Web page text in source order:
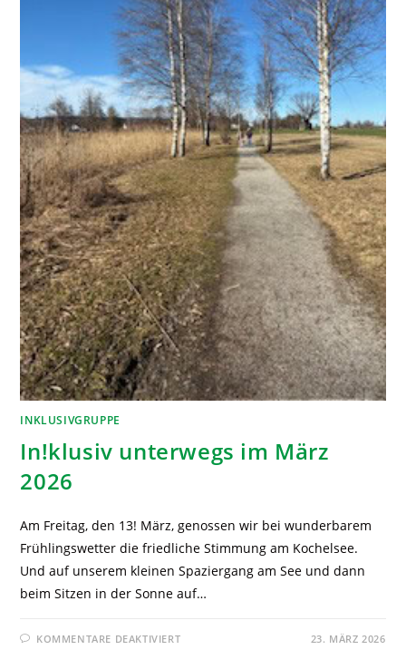
INKLUSIVGRUPPE
In!klusiv unterwegs im März
2026
Am Freitag, den 13! März, genossen wir bei wunderbarem
Frühlingswetter die friedliche Stimmung am Kochelsee.
Und auf unserem kleinen Spaziergang am See und dann
beim Sitzen in der Sonne auf…
KOMMENTARE DEAKTIVIERT 23. MÄRZ 2026